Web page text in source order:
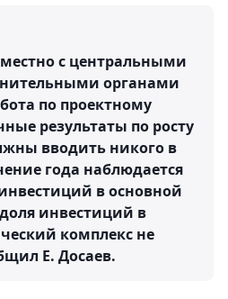
с центральными
органами
по проектному
результаты по росту
вводить никого в
года наблюдается
в основной
инвестиций в
комплекс не
Е. Досаев.